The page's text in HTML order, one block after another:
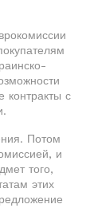
контракты с
Потом
и
того,
этих